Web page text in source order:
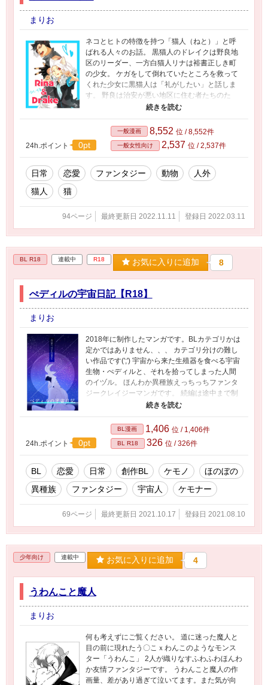
まりお
ネコとヒトの特徴を持つ「猫人（ねと）」と呼
ばれる人々のお話。 黒猫人のドレイクは野良地
区のリーダー、一方白猫人リナは裕書正しき町
の少女。 ケガをして倒れていたところを救って
くれた少女に黒猫人は「礼がしたい」と話しま
す。 野良は治安が悪い地区に住む者たちのた
め、恐れられることがほとんどですが、リナに
ました。 「それじゃあっ！あの桜の木の下で、
待ち合わせねっ」 メインストーリー、描いたり
描かなかったりでございます。自由気ままでご
ざいます。 今後投稿する順番、時系列わやくち
ゃと思います。 別、R18の2人も別タイトルで上
げる予定です。よろしくお願いいたします。🐱
24h.ポイント 0pt
一般漫画 8,552 位 / 8,552件
一般女性向け 2,537 位 / 2,537件
日常 恋愛 ファンタジー 動物
人外
猫人
猫
94ページ 最終更新日 2022.11.11 登録日 2022.03.11
BL R18 連載中 R18 お気に入りに追加 8
ぺディルの宇宙日記【R18】
まりお
2018年に制作したマンガです。BLカテゴリかは
定かではありません、、、 カテゴリ分けの難し
い作品です(';') 宇宙から来た生殖器を食べる宇宙
生物・ぺディルと、それを拾ってしまった人間
のイヅル。 ほんわか異種族えっちっちファンタ
ジークレイジーマンガです。 続編は途中まで制
作してありますが、その間に別の絵や作品を描
はこういうのが大好きです、 性癖の合う方いら
っしゃれば幸いです。 Pixivにてあげていたマン
ガをこちらでも公開しています。 ご興味ござい
ましたらそちらにも是非遊びにいらしてくださ
い、イラスト多めです(*'ω'*)
24h.ポイント 0pt
BL漫画 1,406 位 / 1,406件
BL R18 326 位 / 326件
BL 恋愛 日常 創作BL ケモノ
ほのぼの
異種族
ファンタジー 宇宙人 ケモナー
69ページ 最終更新日 2021.10.17 登録日 2021.08.10
少年向け 連載中 お気に入りに追加 4
うわんこと魔人
まりお
何も考えずにご覧ください。 道に迷った魔人と
目の前に現れたう〇こｘわんこのようなモンス
ター「うわんこ」 2人が織りなすふわふわほんわ
か友情ファンタジーです。 うわんこと魔人の作
画量、差があり過ぎて泣いてます。また気が向